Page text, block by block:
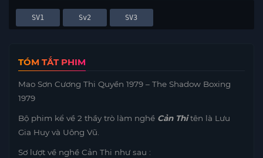
SV1 Sv2 SV3
TÓM TẮT PHIM
Mao Sơn Cương Thi Quyền 1979 – The Shadow Boxing
1979
Bộ phim kể về 2 thầy trò làm nghề Cản Thitên là Lưu
Gia Huy và Uông Vũ.
Sơ lượt về nghề Cản Thi như sau :